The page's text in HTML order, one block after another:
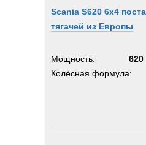
Scania S620 6x4
тягачей из Европы
Мощность:
620
Колёсная формула: